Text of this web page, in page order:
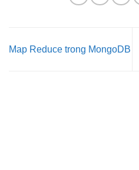
Map Reduce trong MongoDB